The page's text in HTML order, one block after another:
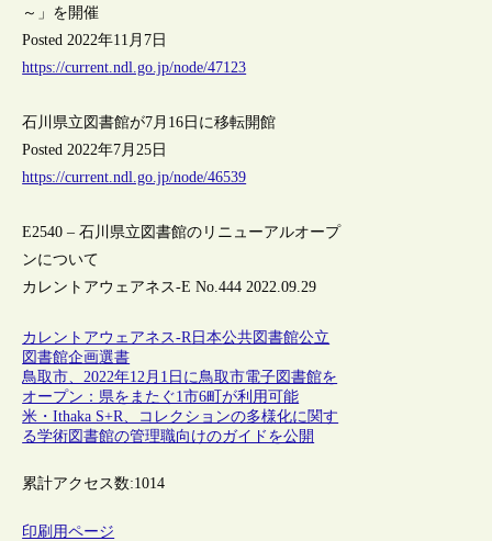
～」を開催
Posted 2022年11月7日
https://current.ndl.go.jp/node/47123
石川県立図書館が7月16日に移転開館
Posted 2022年7月25日
https://current.ndl.go.jp/node/46539
E2540 – 石川県立図書館のリニューアルオープ
ンについて
カレントアウェアネス-E No.444 2022.09.29
カレントアウェアネス-R日本公共図書館公立
図書館企画選書
鳥取市、2022年12月1日に鳥取市電子図書館を
オープン：県をまたぐ1市6町が利用可能
米・Ithaka S+R、コレクションの多様化に関す
る学術図書館の管理職向けのガイドを公開
累計アクセス数:1014
印刷用ページ